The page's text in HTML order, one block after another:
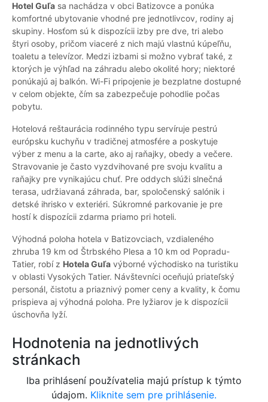
Hotel Guľa sa nachádza v obci Batizovce a ponúka
komfortné ubytovanie vhodné pre jednotlivcov, rodiny aj
skupiny. Hosťom sú k dispozícii izby pre dve, tri alebo
štyri osoby, pričom viaceré z nich majú vlastnú kúpeľňu,
toaletu a televízor. Medzi izbami si možno vybrať také, z
ktorých je výhľad na záhradu alebo okolité hory; niektoré
ponúkajú aj balkón. Wi-Fi pripojenie je bezplatne dostupné
v celom objekte, čím sa zabezpečuje pohodlie počas
pobytu.
Hotelová reštaurácia rodinného typu servíruje pestrú
európsku kuchyňu v tradičnej atmosfére a poskytuje
výber z menu a la carte, ako aj raňajky, obedy a večere.
Stravovanie je často vyzdvihované pre svoju kvalitu a
raňajky pre vynikajúcu chuť. Pre oddych slúži slnečná
terasa, udržiavaná záhrada, bar, spoločenský salónik i
detské ihrisko v exteriéri. Súkromné parkovanie je pre
hostí k dispozícii zdarma priamo pri hoteli.
Výhodná poloha hotela v Batizovciach, vzdialeného
zhruba 19 km od Štrbského Plesa a 10 km od Popradu-
Tatier, robí z Hotela Guľa výborné východisko na turistiku
v oblasti Vysokých Tatier. Návštevníci oceňujú priateľský
personál, čistotu a priaznivý pomer ceny a kvality, k čomu
prispieva aj výhodná poloha. Pre lyžiarov je k dispozícii
úschovňa lyží.
Hodnotenia na jednotlivých
stránkach
Iba prihlásení používatelia majú prístup k týmto
údajom. Kliknite sem pre prihlásenie.